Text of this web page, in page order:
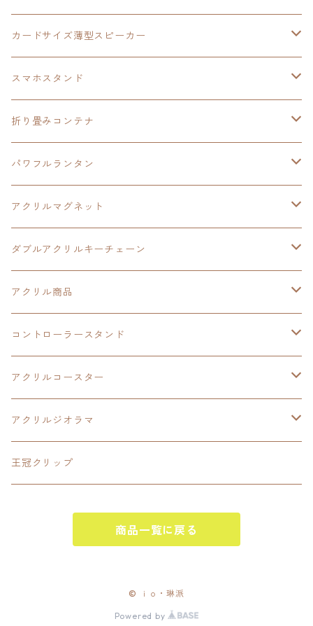
創の軌跡
HOT-SHOT
イースⅨ
閃の軌跡Ⅳ
黎の軌跡Ⅱ
碧の軌跡：改
閃の軌跡Ⅲ
黎の軌跡Ⅱ
イースⅧ
軌跡シリーズ20周年記念
オーロラ
カードサイズ薄型スピーカー
黎の軌跡
40周年記念
スマホスタンド
ワイヤレス充電スマホスタンド
黎の軌跡
折り畳みコンテナ
黎の軌跡Ⅱ
イースⅧ
イースⅩ
創の軌跡
パワフルランタン
創の軌跡
アクリルマグネット
創の軌跡
界の軌跡
ダブルアクリルキーチェーン
創の軌跡
アクリル商品
LEDアクリルカード
界の軌跡
アクリルジオラマ
コントローラースタンド
イースⅨ
閃の軌跡Ⅳ
碧の軌跡:改
アクリルコースター
イースⅧ
閃の軌跡Ⅱ
アクリルジオラマ
閃の軌跡Ⅲ
王冠クリップ
商品一覧に戻る
© ｉｏ・琳派
Powered by